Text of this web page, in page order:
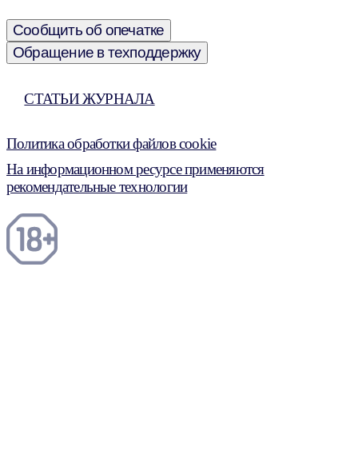
Сообщить об опечатке
Обращение в техподдержку
СТАТЬИ ЖУРНАЛА
Политика обработки файлов cookie
На информационном ресурсе применяются
рекомендательные технологии